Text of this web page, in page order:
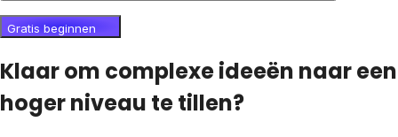
Gratis beginnen
Klaar om complexe ideeën naar een
hoger niveau te tillen?